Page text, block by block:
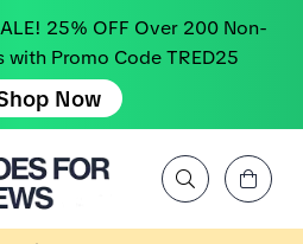
25% OFF Over 200 Non-
with Promo Code TRED25
Now
Rechercher par marque, caractéristique, style, couleur, etc.
Affichez le panier